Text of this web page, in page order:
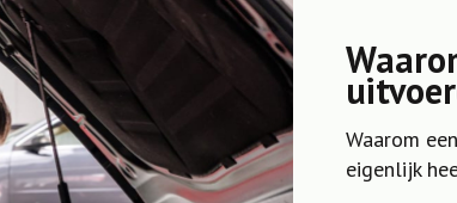
Waarom een
eigenlijk